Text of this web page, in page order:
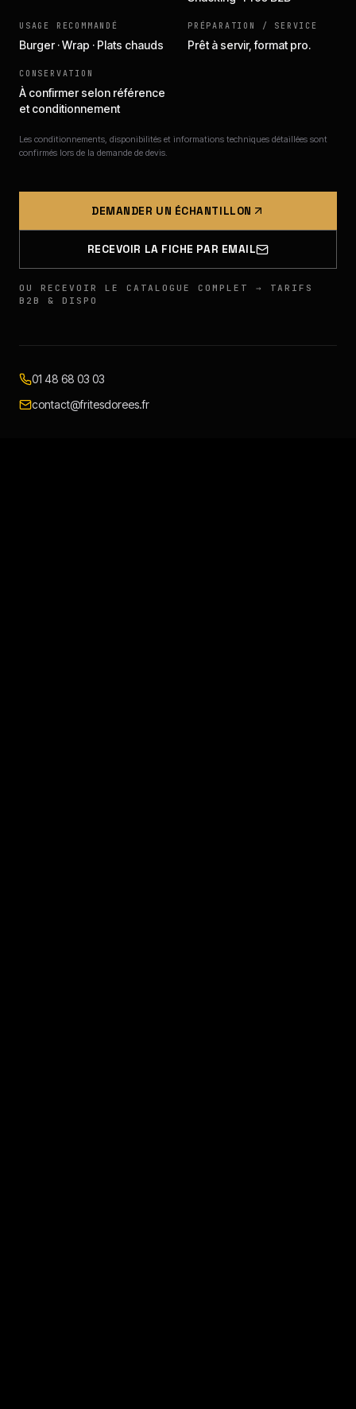
USAGE RECOMMANDÉ
Burger · Wrap · Plats chauds
PRÉPARATION / SERVICE
Prêt à servir, format pro.
CONSERVATION
À confirmer selon référence
et conditionnement
Les conditionnements, disponibilités et informations techniques détaillées sont
confirmés lors de la demande de devis.
DEMANDER UN ÉCHANTILLON
RECEVOIR LA FICHE PAR EMAIL
OU RECEVOIR LE CATALOGUE COMPLET → TARIFS
B2B & DISPO
01 48 68 03 03
contact@fritesdorees.fr